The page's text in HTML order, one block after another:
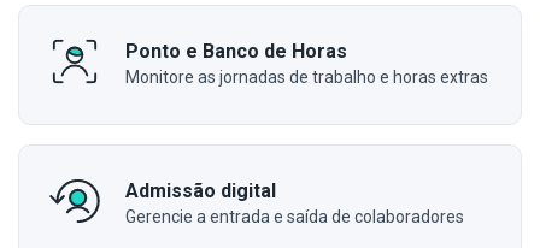
Ponto e Banco de Horas
Monitore as jornadas de trabalho e horas extras
Admissão digital
Gerencie a entrada e saída de colaboradores